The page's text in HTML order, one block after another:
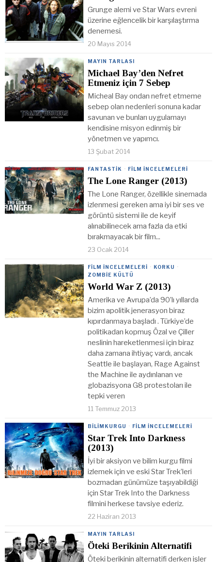
Grunge alemi ve Star Wars evreni
üzerine eğlencelik bir karşılaştırma
denemesi.
20 Mayıs 2014
MAYIN TARLASI
Michael Bay’den Nefret
Etmeniz için 7 Sebep
Micheal Bay ondan nefret etmeme
sebep olan nedenleri sonuna kadar
savunan ve bunları uygulamayı
kendisine misyon edinmiş bir
yönetmen ve yapımcı.
13 Şubat 2014
FANTASTIK · FILM İNCELEMELERI
The Lone Ranger (2013)
The Lone Ranger, özellikle sinemada
izlenmesi gereken ama iyi bir ses ve
görüntü sistemi ile de keyif
alınabilinecek ama fazla da etki
bırakmayacak bir film...
23 Ocak 2014
FILM İNCELEMELERI · KORKU ·
ZOMBIE KÜLTÜ
World War Z (2013)
Amerika ve Avrupa’da 90’lı yıllarda
bizim apolitik jenerasyon biraz
kıpırdanmaya başladı . Türkiye’de
politikadan kopmuş Özal ve Çiller
neslinin hareketlenmesi için biraz
daha zamana ihtiyaç vardı, ancak
Seattle ile başlayan, Rage Against
the Machine ile aydınlanan ve
globazisyona G8 protestoları ile
tepki veren
11 Temmuz 2013
BILIMKURGU · FILM İNCELEMELERI
Star Trek Into Darkness
(2013)
İyi bir aksiyon ve bilim kurgu filmi
izlemek için ve eski Star Trek’leri
bozmadan günümüze taşıyabildiği
için Star Trek Into the Darkness
filmini herkese tavsiye ederiz.
22 Haziran 2013
MAYIN TARLASI
Öteki Berikinin Alternatifi
Öteki berikinin alternatifi derken işler